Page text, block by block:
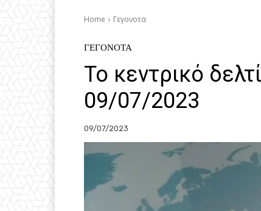
Home Γεγονοτα
ΓΕΓΟΝΟΤΑ
Το κεντρικό
09/07/2023
09/07/2023